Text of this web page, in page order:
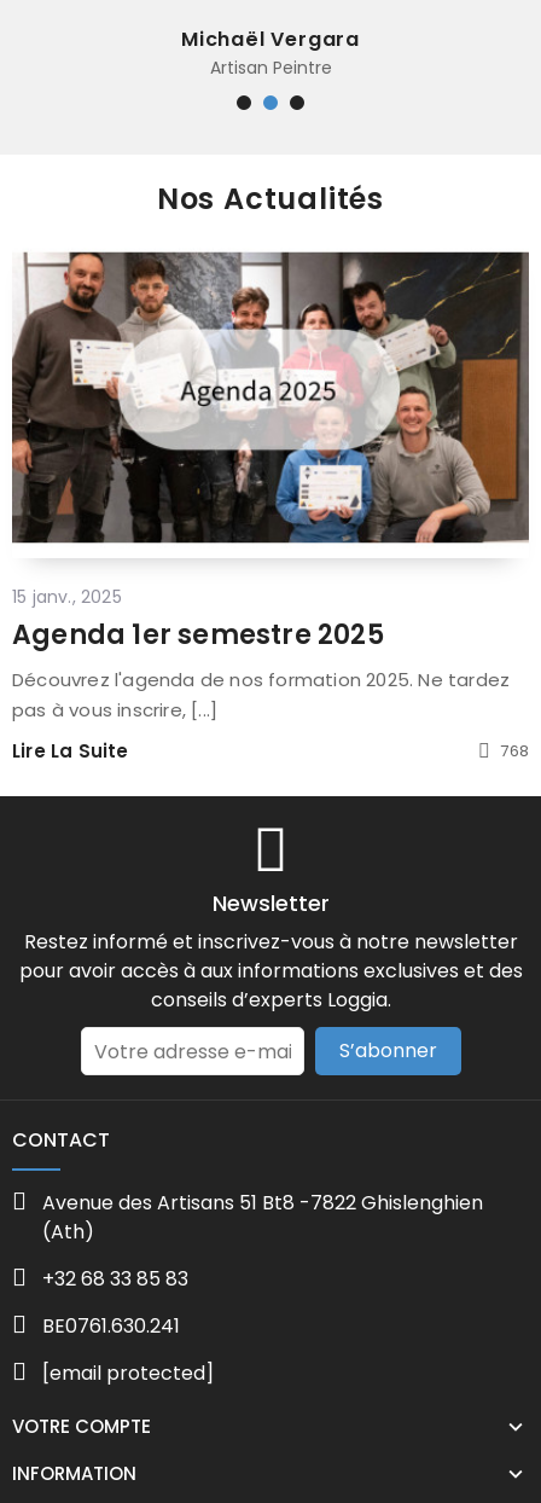
Michaël Vergara
Artisan Peintre
Nos Actualités
15 janv., 2025
Agenda 1er semestre 2025
Découvrez l'agenda de nos formation 2025. Ne tardez
pas à vous inscrire, [...]
Lire La Suite
768
Newsletter
Restez informé et inscrivez-vous à notre newsletter
pour avoir accès à aux informations exclusives et des
conseils d’experts Loggia.
S’abonner
CONTACT
Avenue des Artisans 51 Bt8 -7822 Ghislenghien
(Ath)
+32 68 33 85 83
BE0761.630.241
[email protected]
VOTRE COMPTE
INFORMATION